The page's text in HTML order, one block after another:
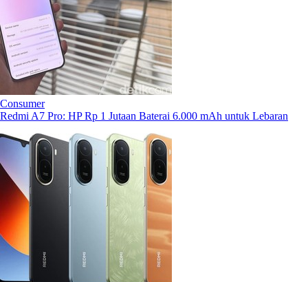
Consumer
Redmi A7 Pro: HP Rp 1 Jutaan Baterai 6.000 mAh untuk Lebaran